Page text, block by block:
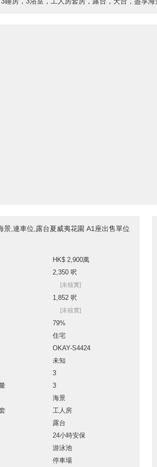
景,連車位,露台夏威夷花園 A1座出售單位
HK$ 2,900萬
2,350 呎
[未核實]
1,852 呎
[未核實]
79%
住宅
OKAY-S4424
未知
3
3
海景
工人房
露台
24小時安保
游泳池
停車場